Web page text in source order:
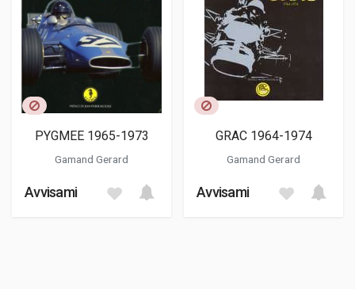
PYGMEE 1965-1973
Gamand Gerard
Avvisami
GRAC 1964-1974
Gamand Gerard
Avvisami